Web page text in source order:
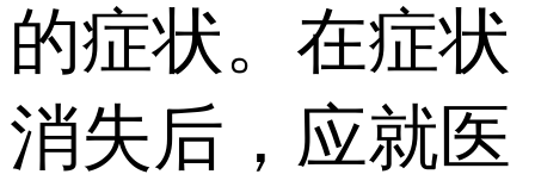
的症状。在症状
消失后，应就医